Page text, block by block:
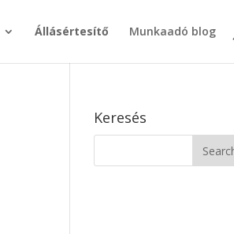
Állásértesítő Munkaadó blog
Keresés